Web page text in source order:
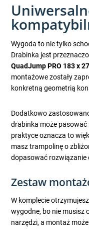
Wygoda to nie tylko
Drabinka jest
QuadJump PRO 183 x
montażowe zostały
konkretną geometrią
Dodatkowo
drabinka może
praktyce oznacza to
masz trampolinę o
dopasować rozwiązanie
Zestaw
W komplecie
wygodne, bo nie musisz
narzędzi, a montaż